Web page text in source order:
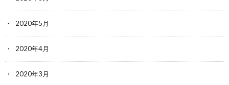
2020年5月
2020年4月
2020年3月